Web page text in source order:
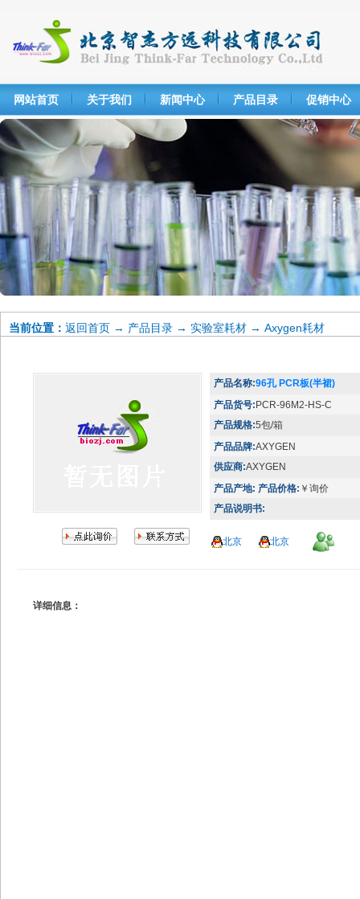
网站首页 关于我们 新闻中心 产品目录 促销中心
当前位置： 返回首页 → 产品目录 → 实验室耗材 → Axygen耗材
产品名称:96孔 PCR板(半裙)
产品货号: PCR-96M2-HS-C
产品规格:5包/箱
产品品牌:AXYGEN
供应商:AXYGEN
产品产地: 产品价格: ￥询价
产品说明书:
北京 北京
详细信息：